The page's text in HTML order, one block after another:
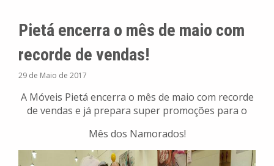
Pietá encerra o mês de maio com
recorde de vendas!
29 de Maio de 2017
A Móveis Pietá encerra o mês de maio com recorde
de vendas e já prepara super promoções para o
Mês dos Namorados!